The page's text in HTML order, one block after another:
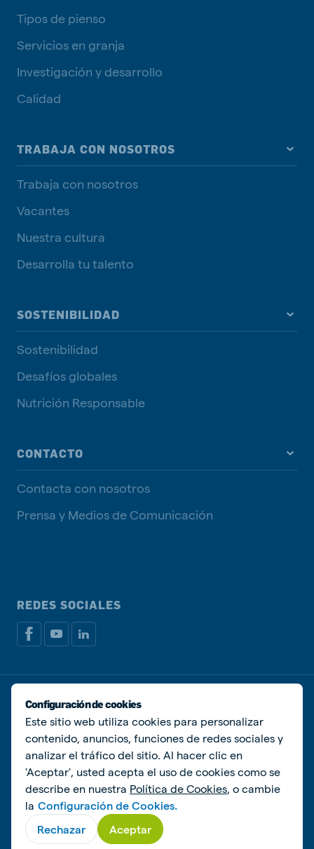
Tipos de pienso
Servicios en granja
Investigación y desarrollo
Calidad
TRABAJA CON NOSOTROS
Trabaja con nosotros
Vacantes
Nuestra cultura
Desarrolla tu talento
SOSTENIBILIDAD
Sostenibilidad
Desafíos globales
Nutrición Responsable
CONTACTO
Contacta con nosotros
Prensa y Medios de Comunicación
REDES SOCIALES
Política de privacidadPolítica de Cookies
Administrar Cookies
© De Heus Animal Nutrition
Configuración de cookies
Este sitio web utiliza cookies para personalizar
contenido, anuncios, funciones de redes sociales y
analizar el tráfico del sitio. Al hacer clic en
'Aceptar', usted acepta el uso de cookies como se
describe en nuestra Política de Cookies, o cambie
la Configuración de Cookies.
Rechazar
Aceptar